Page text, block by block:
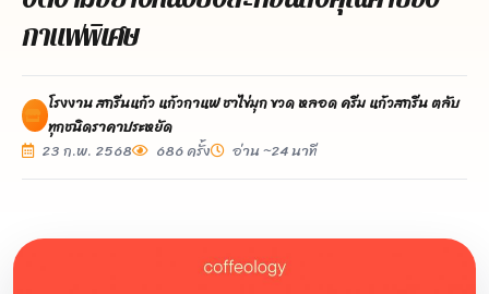
กาแฟพิเศษ
โรงงาน สกรีนแก้ว แก้วกาแฟ ชาไข่มุก ขวด หลอด ครีม แก้วสกรีน ตลับ
ทุกชนิดราคาประหยัด
23 ก.พ. 2568
686 ครั้ง อ่าน ~24 นาที